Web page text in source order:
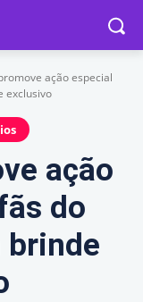
ação especial
exclusivo
ação
do
brinde